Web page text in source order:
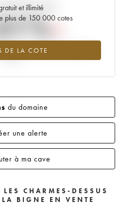
et illimité
plus de 150 000 cotes
DE LA COTE
de la cote
2021 en 2026 par rapport à
du domaine
une alerte
à ma cave
CHARMES-DESSUS
BIGNE EN VENTE